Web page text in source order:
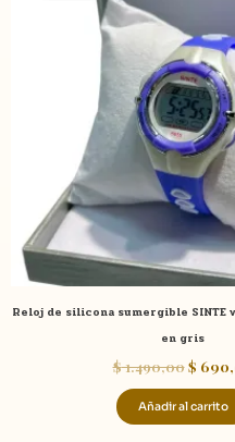
Reloj de silicona sumergible
en gris
$1.490,00$
Añadir al carrito